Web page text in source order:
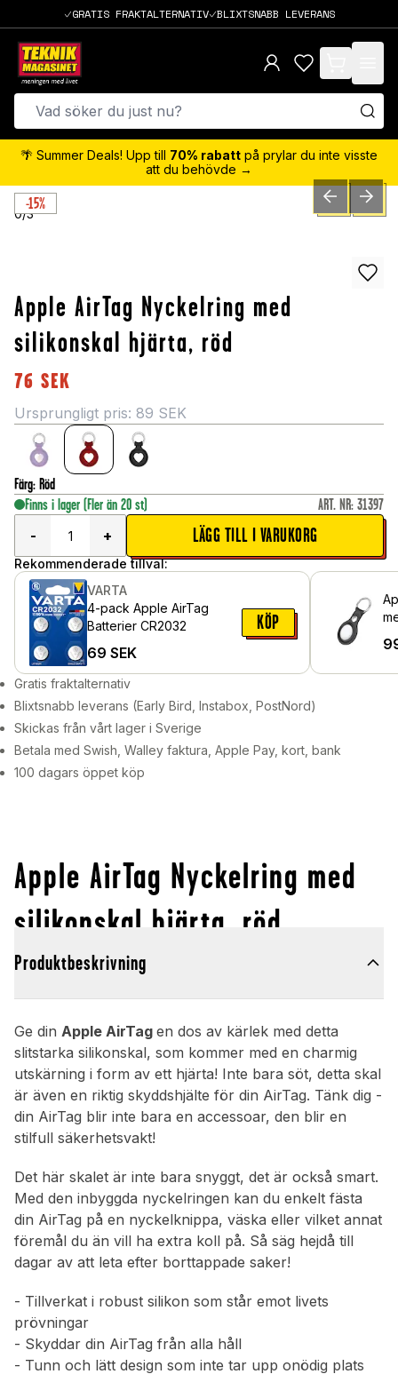
GRATIS FRAKTALTERNATIV BLIXTSNABB LEVERANS
items in cart,
🌴 Summer Deals! Upp till 70% rabatt på prylar du inte visste
att du behövde →
-15%
0/3 PREVIOUSNEXT
Apple AirTag Nyckelring med
silikonskal hjärta, röd
76 SEK
Ursprungligt pris: 89 SEK
Färg: Röd
Finns i lager (Fler än 20 st) ART. NR: 31397
-
+ LÄGG TILL I VARUKORG
Rekommenderade tillval:
VARTA
4-pack Apple AirTag
Batterier CR2032
69 SEK
KÖP
Gratis fraktalternativ
Blixtsnabb leverans (Early Bird, Instabox, PostNord)
Skickas från vårt lager i Sverige
Betala med Swish, Walley faktura, Apple Pay, kort, bank
100 dagars öppet köp
Apple AirTag Nyckelring med
silikonskal hjärta, röd
Produktbeskrivning
Ge din Apple AirTag en dos av kärlek med detta
slitstarka silikonskal, som kommer med en charmig
utskärning i form av ett hjärta! Inte bara söt, detta skal
är även en riktig skyddshjälte för din AirTag. Tänk dig -
din AirTag blir inte bara en accessoar, den blir en
stilfull säkerhetsvakt!
Det här skalet är inte bara snyggt, det är också smart.
Med den inbyggda nyckelringen kan du enkelt fästa
din AirTag på en nyckelknippa, väska eller vilket annat
föremål du än vill ha extra koll på. Så säg hejdå till
dagar av att leta efter borttappade saker!
- Tillverkat i robust silikon som står emot livets
prövningar
- Skyddar din AirTag från alla håll
- Tunn och lätt design som inte tar upp onödig plats